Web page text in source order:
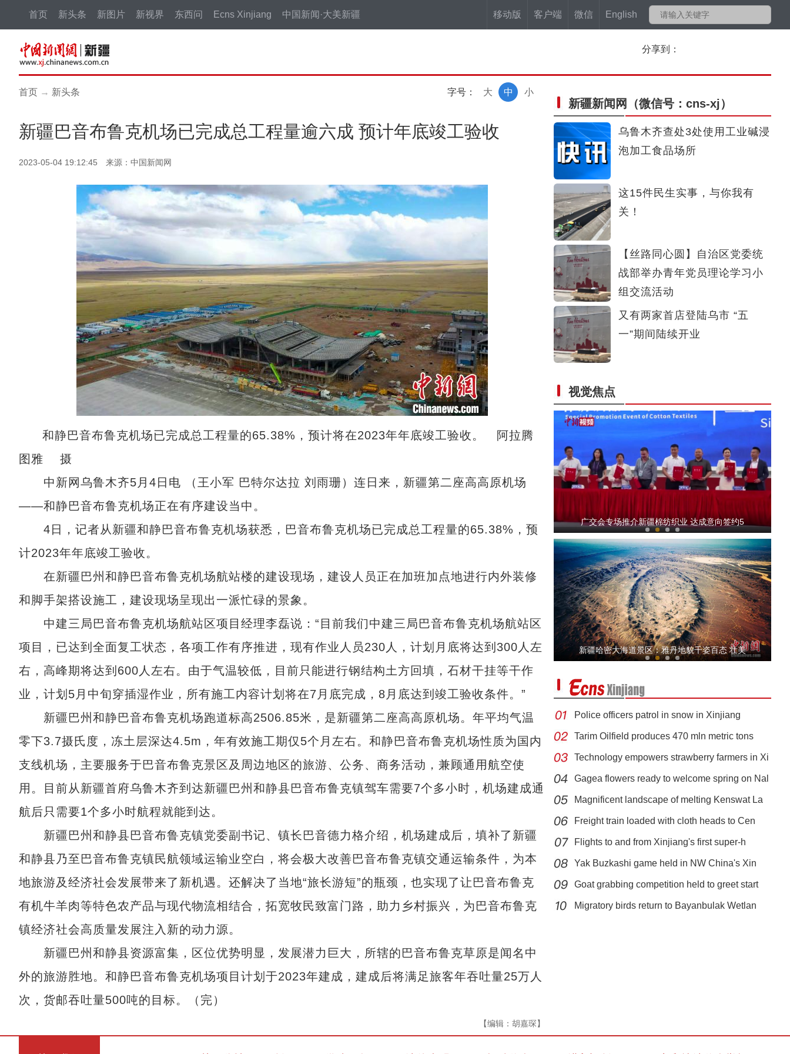
移动版 客户端 微信 English
首页 新头条 新图片 新视界 东西问 Ecns Xinjiang 中国新闻·大美新疆
分享到：
首页 → 新头条 字号： 小
中
大
新疆巴音布鲁克机场已完成总工程量逾六成 预计年底竣工验收
2023-05-04 19:12:45 来源：中国新闻网
和静巴音布鲁克机场已完成总工程量的65.38%，预计将在2023年年底竣工验收。 阿拉腾
图雅 摄
中新网乌鲁木齐5月4日电 （王小军 巴特尔达拉 刘雨珊）连日来，新疆第二座高高原机场
——和静巴音布鲁克机场正在有序建设当中。
4日，记者从新疆和静巴音布鲁克机场获悉，巴音布鲁克机场已完成总工程量的65.38%，预
计2023年年底竣工验收。
在新疆巴州和静巴音布鲁克机场航站楼的建设现场，建设人员正在加班加点地进行内外装修
和脚手架搭设施工，建设现场呈现出一派忙碌的景象。
中建三局巴音布鲁克机场航站区项目经理李磊说：“目前我们中建三局巴音布鲁克机场航站区
项目，已达到全面复工状态，各项工作有序推进，现有作业人员230人，计划月底将达到300人左
右，高峰期将达到600人左右。由于气温较低，目前只能进行钢结构土方回填，石材干挂等干作
业，计划5月中旬穿插湿作业，所有施工内容计划将在7月底完成，8月底达到竣工验收条件。”
新疆巴州和静巴音布鲁克机场跑道标高2506.85米，是新疆第二座高高原机场。年平均气温
零下3.7摄氏度，冻土层深达4.5m，年有效施工期仅5个月左右。和静巴音布鲁克机场性质为国内
支线机场，主要服务于巴音布鲁克景区及周边地区的旅游、公务、商务活动，兼顾通用航空使
用。目前从新疆首府乌鲁木齐到达新疆巴州和静县巴音布鲁克镇驾车需要7个多小时，机场建成通
航后只需要1个多小时航程就能到达。
新疆巴州和静县巴音布鲁克镇党委副书记、镇长巴音德力格介绍，机场建成后，填补了新疆
和静县乃至巴音布鲁克镇民航领域运输业空白，将会极大改善巴音布鲁克镇交通运输条件，为本
地旅游及经济社会发展带来了新机遇。还解决了当地“旅长游短”的瓶颈，也实现了让巴音布鲁克
有机牛羊肉等特色农产品与现代物流相结合，拓宽牧民致富门路，助力乡村振兴，为巴音布鲁克
镇经济社会高质量发展注入新的动力源。
新疆巴州和静县资源富集，区位优势明显，发展潜力巨大，所辖的巴音布鲁克草原是闻名中
外的旅游胜地。和静巴音布鲁克机场项目计划于2023年建成，建成后将满足旅客年吞吐量25万人
次，货邮吞吐量500吨的目标。（完）
【编辑：胡嘉琛】
新疆新闻网 （微信号：cns-xj）
乌鲁木齐查处3处使用工业碱浸
泡加工食品场所
这15件民生实事，与你我有
关！
【丝路同心圆】自治区党委统
战部举办青年党员理论学习小
组交流活动
又有两家首店登陆乌市 “五
一”期间陆续开业
视觉焦点
【新疆故事】非遗传承人洪格尔：做萨吾尔登
【新疆故事】喀什古城旅拍人：让游客体验回
广交会专场推介新疆棉纺织业 达成意向签约5
新疆昌吉州：重点项目抢抓工期 加紧建设
【新疆故事】喀什古城旅拍人：让游客体验回
新疆哈密大海道景区：雅丹地貌千姿百态 壮美
Police officers patrol in snow in Xinjiang
Tarim Oilfield produces 470 mln metric tons
Technology empowers strawberry farmers in Xi
Gagea flowers ready to welcome spring on Nal
Magnificent landscape of melting Kenswat La
Freight train loaded with cloth heads to Cen
Flights to and from Xinjiang's first super-h
Yak Buzkashi game held in NW China's Xin
Goat grabbing competition held to greet start
Migratory birds return to Bayanbulak Wetlan